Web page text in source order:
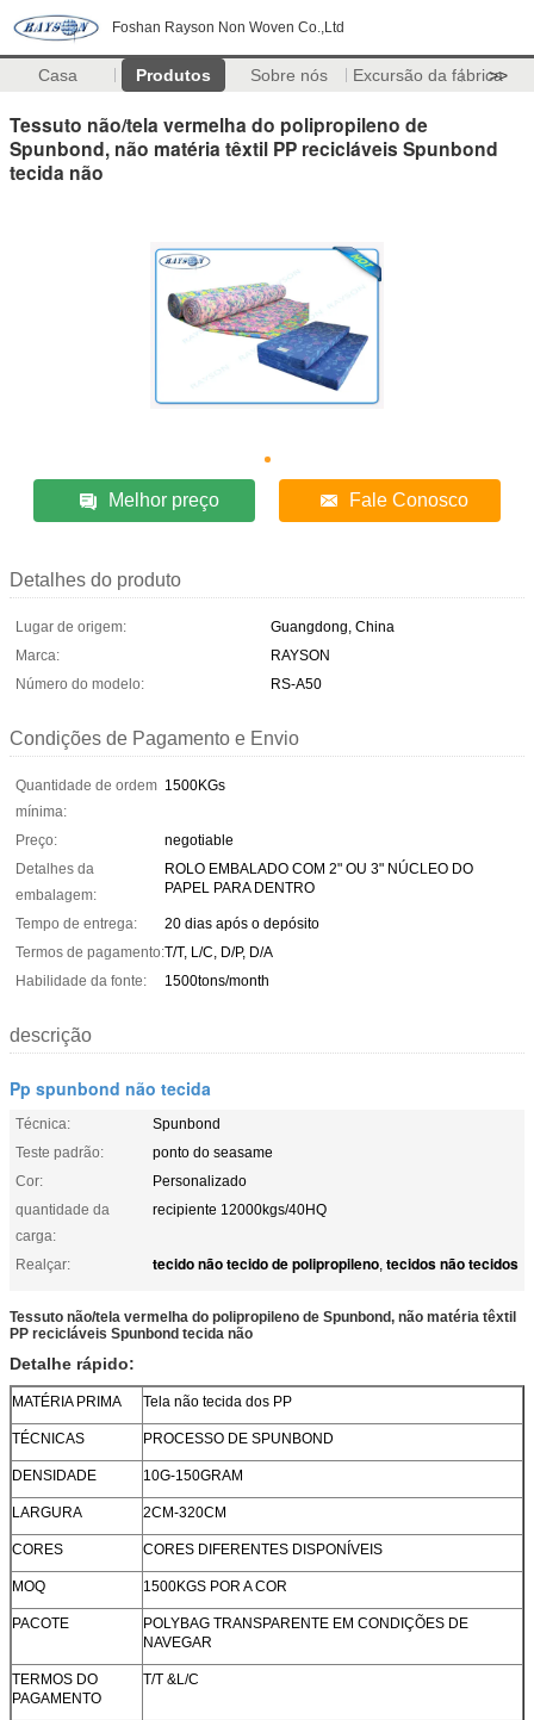
Foshan Rayson Non Woven Co.,Ltd
Casa Produtos Sobre nós Excursão da fábrica
>>
Tessuto não/tela vermelha do polipropileno de
Spunbond, não matéria têxtil PP recicláveis Spunbond
tecida não
Melhor preço Fale Conosco
Detalhes do produto
Lugar de origem:
Guangdong, China
Marca:
RAYSON
Número do modelo:
RS-A50
Condições de Pagamento e Envio
Quantidade de ordem
mínima:
1500KGs
Preço:
negotiable
Detalhes da
embalagem:
ROLO EMBALADO COM 2" OU 3" NÚCLEO DO
PAPEL PARA DENTRO
Tempo de entrega:
20 dias após o depósito
Termos de pagamento:T/T, L/C, D/P, D/A
Habilidade da fonte:
1500tons/month
descrição
Pp spunbond não tecida
Técnica:
Spunbond
Teste padrão:
ponto do seasame
Cor:
Personalizado
quantidade da
carga:
recipiente 12000kgs/40HQ
Realçar: tecido não tecido de polipropileno, tecidos não tecidos
Tessuto não/tela vermelha do polipropileno de Spunbond, não matéria têxtil
PP recicláveis Spunbond tecida não
Detalhe rápido:
MATÉRIA PRIMA Tela não tecida dos PP
TÉCNICAS PROCESSO DE SPUNBOND
DENSIDADE 10G-150GRAM
LARGURA 2CM-320CM
CORES CORES DIFERENTES DISPONÍVEIS
MOQ 1500KGS POR A COR
PACOTE
POLYBAG TRANSPARENTE EM CONDIÇÕES DE
NAVEGAR
TERMOS DO
PAGAMENTO
T/T &L/C